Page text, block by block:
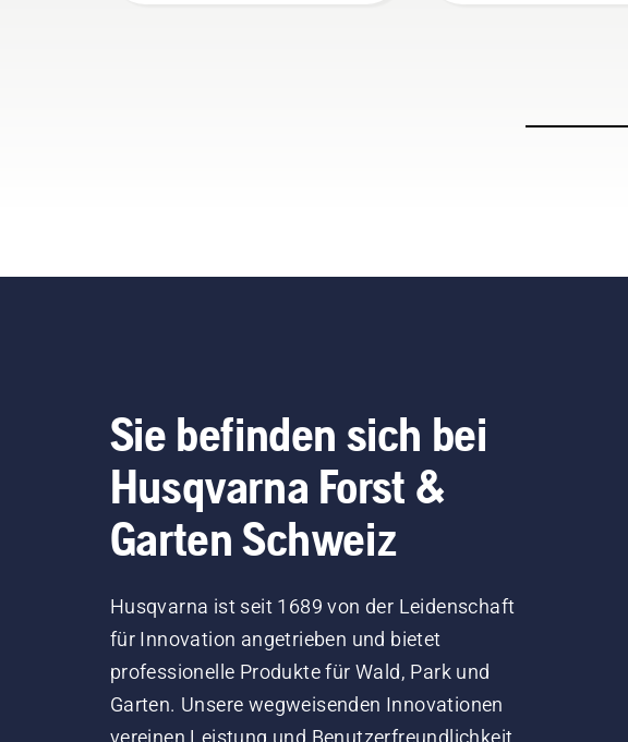
Kettenschmiersystem
ausgeschaltet ist. Erhöhen
Motorsägenmotors ein paar
Zentimeter vom Stamm
eines Baumes entfernt. Öl
funktioniert.
Sie befinden sich bei
Husqvarna Forst &
Garten Schweiz
Husqvarna ist seit 1689 von der Leidenschaft
für Innovation angetrieben und bietet
professionelle Produkte für Wald, Park und
Garten. Unsere wegweisenden Innovationen
vereinen Leistung und Benutzerfreundlichkeit